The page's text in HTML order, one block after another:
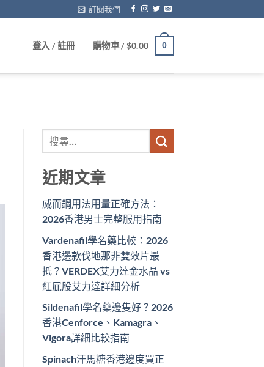
訂閱我們
登入 / 註冊 購物車 /$0.00 0
近期文章
威而鋼用法用量正確方法：
2026香港男士完整服用指南
Vardenafil學名藥比較：2026
香港邊款伐地那非雙效片最
抵？VERDEX艾力達金水晶 vs
紅屁股艾力達詳細分析
Sildenafil學名藥邊隻好？2026
香港Cenforce、Kamagra、
Vigora詳細比較指南
Spinach汗馬糖香港邊度買正